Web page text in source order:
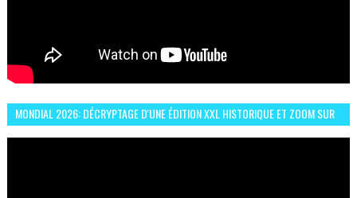
MONDIAL 2026: DÉCRYPTAGE D'UNE ÉDITION XXL HISTORIQUE ET ZOOM SUR